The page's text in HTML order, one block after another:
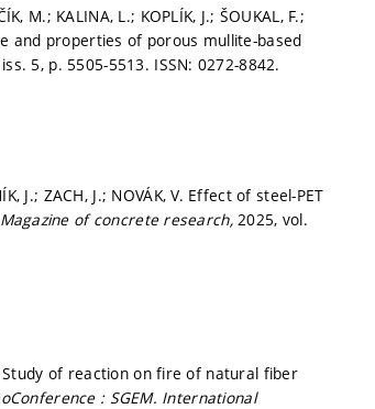
M.; KALINA, L.; KOPLÍK, J.; ŠOUKAL, F.;
and properties of porous mullite-based
5, p. 5505-5513. ISSN: 0272-8842.
J.; ZACH, J.; NOVÁK, V. Effect of steel-PET
Magazine of concrete research, 2025, vol.
Study of reaction on fire of natural fiber
: SGEM. International